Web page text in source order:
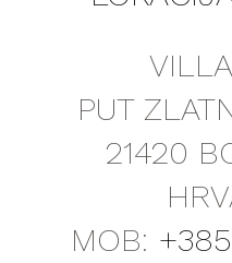
PUT
21420
MOB: